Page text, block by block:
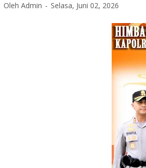
Oleh Admin Selasa, Juni 02, 2026